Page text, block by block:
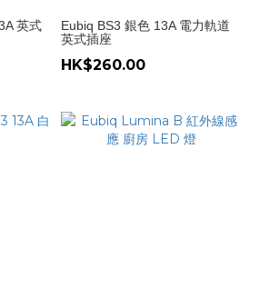
英式
Eubiq BS3 銀色 13A 電力軌道
英式插座
HK$260.00